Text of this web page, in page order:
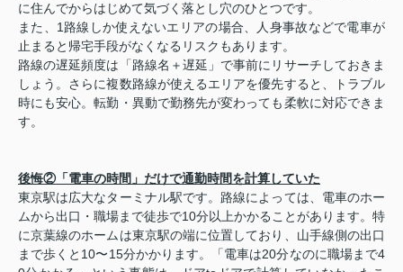
に住んでからはじめて気づく落とし穴のひとつです。
また、1路線しか使えないエリアの場合、人身事故などで電車が
止まると帰宅手段がなくなるリスクもあります。
路線の遅延頻度は「路線名＋遅延」で事前にリサーチしておきま
しょう。さらに複数路線が使えるエリアを優先すると、トラブル
時にも安心。転勤・異動で勤務先が変わっても柔軟に対応できま
す。
後悔②「電車の時間」だけで通勤時間を計算していた
東京駅は広大なターミナル駅です。路線によっては、電車のホー
ムから出口・職場まで徒歩で10分以上かかることがあります。特
に京葉線のホームは東京駅の端に位置しており、山手線側の出口
まで歩くと10〜15分かかります。「電車は20分なのに職場まで4